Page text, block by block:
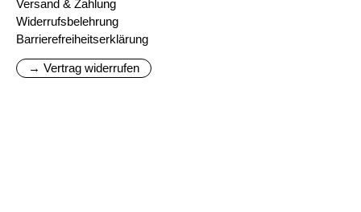
Versand & Zahlung
Widerrufsbelehrung
Barrierefreiheitserklärung
→ Vertrag widerrufen